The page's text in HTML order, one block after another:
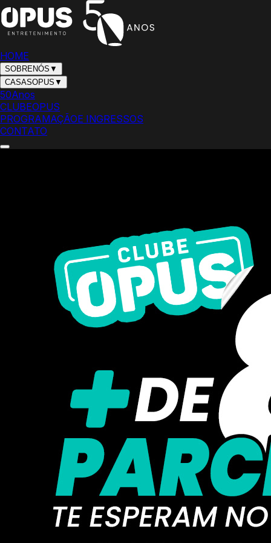
HOME
SOBRENÓS ▼
CASASOPUS ▼
50Anos
CLUBEOPUS
PROGRAMAÇÃOE INGRESSOS
CONTATO